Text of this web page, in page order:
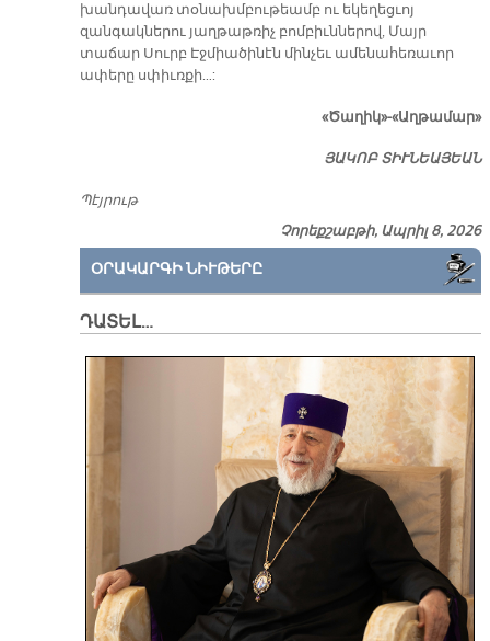
խանդավառ տօնախմբութեամբ ու եկեղեցւոյ
զանգակներու յաղթաթռիչ բոմբիւններով, Մայր
տաճար Սուրբ Էջմիածինէն մինչեւ ամենահեռաւոր
ափերը սփիւռքի…:
«Ծաղիկ»-«Աղթամար»
ՅԱԿՈԲ ՏԻՒՆԵԱՅԵԱՆ
Պէյրութ
Չորեքշաբթի, Ապրիլ 8, 2026
ՕՐԱԿԱՐԳԻ ՆԻՒԹԵՐԸ
ԴԱՏԵԼ…